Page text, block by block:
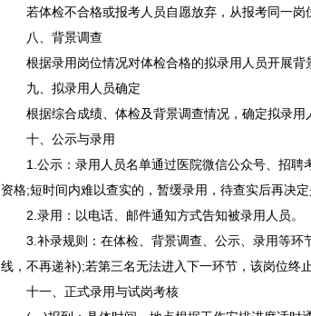
若体检不合格或报考人员自愿放弃，从报考同一岗
八、背景调查
根据录用岗位情况对体检合格的拟录用人员开展背
九、拟录用人员确定
根据综合成绩、体检及背景调查情况，确定拟录用
十、公示与录用
1.公示：录用人员名单通过医院微信公众号、 招聘
资格;短时间内难以查实的，暂缓录用，待查实后再决定
2.录用：以电话、邮件通知方式告知被录用人员。
3.补录规则：在体检、背景调查、公示、录用等环
线，不再递补);若第三名无法进入下一环节，该岗位终止
十一、正式录用与试岗考核